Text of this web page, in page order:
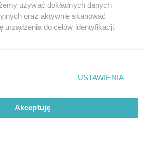
takiego
mnie cieszy, że spotkała ich
używać dokładnych danych
oraz aktywnie skanować
urządzenia do celów identyfikacji.
przycisk ustawień prywatności
dolnym rogu strony
. Niektóre
masz prawo sprzeciwić się takiemu
będą miały zastosowania tylko
USTAWIENIA
Akceptuję